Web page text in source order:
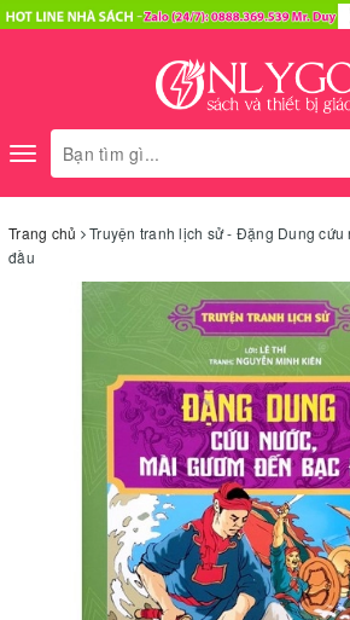
Toggle
navigation
Trang chủ
Truyện tranh lịch sử - Đặng Dung
đầu